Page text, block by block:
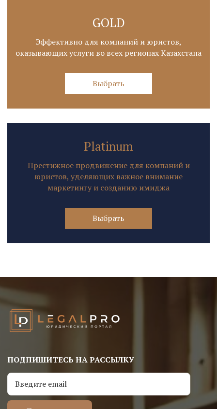
GOLD
Эффективно для компаний и юристов,
оказывающих услуги во всех регионах Казахстана
Выбрать
Platinum
Престижное продвижение для компаний и
юристов, уделяющих важное внимание
маркетингу и созданию имиджа
Выбрать
ПОДПИШИТЕСЬ НА РАССЫЛКУ